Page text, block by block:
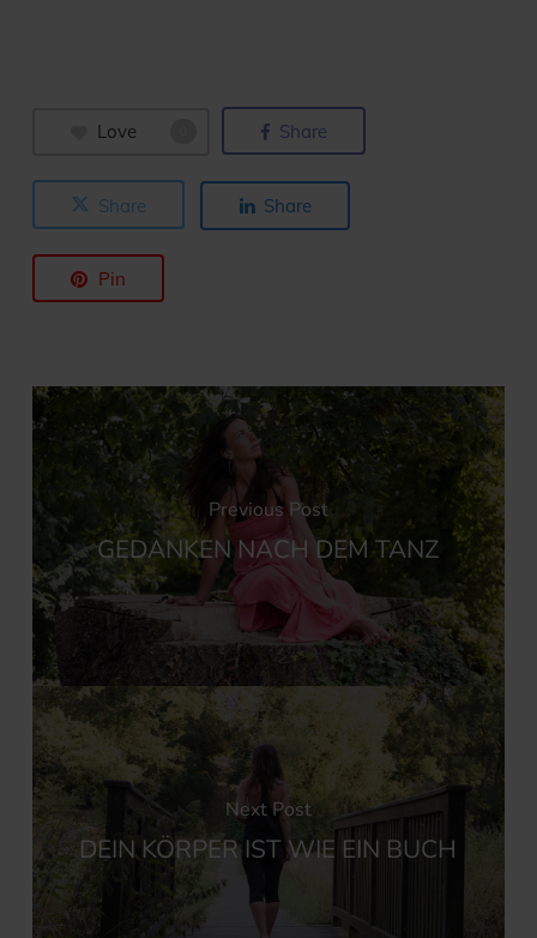
Love Share
Share Share
Pin
Previous Post
GEDANKEN NACH DEM TANZ
Next Post
DEIN KÖRPER IST WIE EIN BUCH